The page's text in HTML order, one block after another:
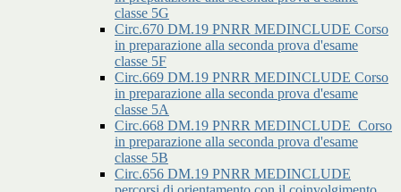
classe 5G
Circ.670 DM.19 PNRR MEDINCLUDE Corso
in preparazione alla seconda prova d'esame
classe 5F
Circ.669 DM.19 PNRR MEDINCLUDE Corso
in preparazione alla seconda prova d'esame
classe 5A
Circ.668 DM.19 PNRR MEDINCLUDE_Corso
in preparazione alla seconda prova d'esame
classe 5B
Circ.656 DM.19 PNRR MEDINCLUDE